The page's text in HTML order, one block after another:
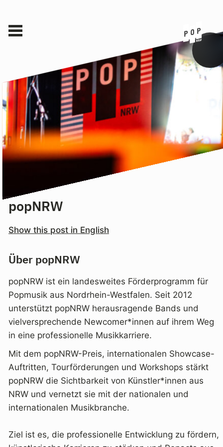
popNRW
Show this post in English
Über popNRW
popNRW ist ein landesweites Förderprogramm für
Popmusik aus Nordrhein-Westfalen. Seit 2012
unterstützt popNRW herausragende Bands und
vielversprechende Newcomer*innen auf ihrem Weg
in eine professionelle Musikkarriere.
Mit dem popNRW-Preis, internationalen Showcase-
Auftritten, Tourförderungen und Workshops stärkt
popNRW die Sichtbarkeit von Künstler*innen aus
NRW und vernetzt sie mit der nationalen und
internationalen Musikbranche.
Ziel ist es, die professionelle Entwicklung zu fördern,